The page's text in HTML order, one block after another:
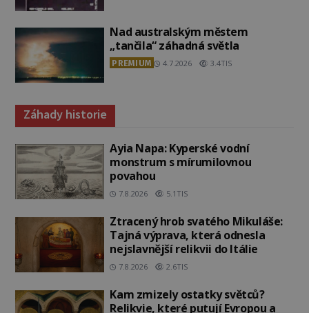
Nad australským městem
„tančila“ záhadná světla
PREMIUM 4.7.2026 3.4TIS
Záhady historie
Ayia Napa: Kyperské vodní
monstrum s mírumilovnou
povahou
7.8.2026 5.1TIS
Ztracený hrob svatého Mikuláše:
Tajná výprava, která odnesla
nejslavnější relikvii do Itálie
7.8.2026 2.6TIS
Kam zmizely ostatky světců?
Relikvie, které putují Evropou a